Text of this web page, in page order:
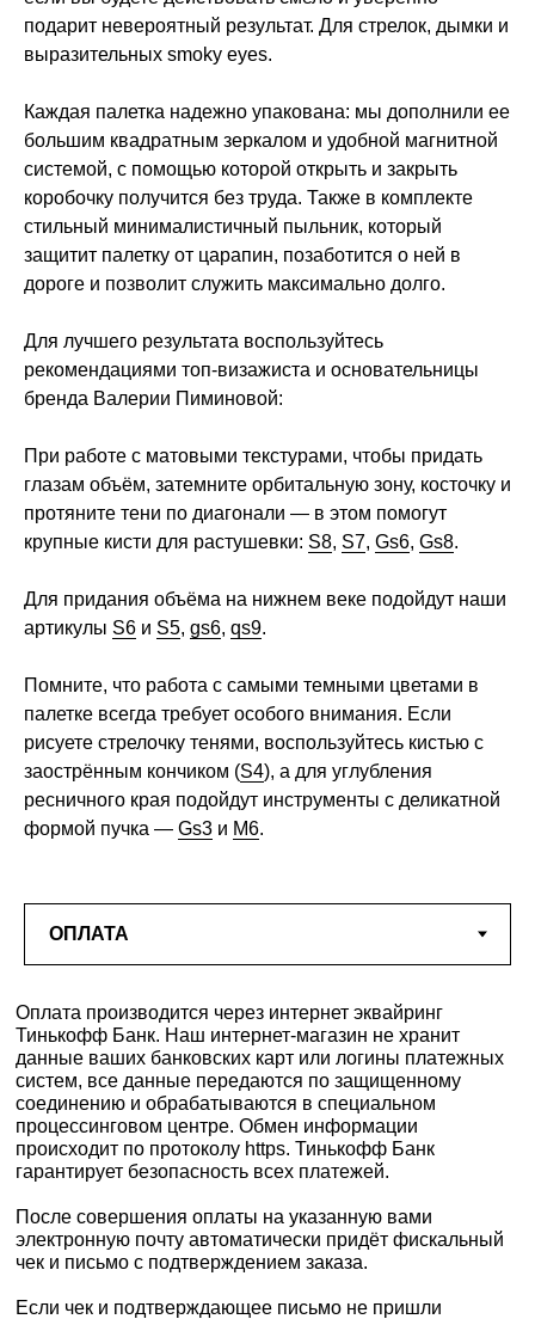
подарит невероятный результат. Для стрелок, дымки и
выразительных smoky eyes.
Каждая палетка надежно упакована: мы дополнили ее
большим квадратным зеркалом и удобной магнитной
системой, с помощью которой открыть и закрыть
коробочку получится без труда. Также в комплекте
стильный минималистичный пыльник, который
защитит палетку от царапин, позаботится о ней в
дороге и позволит служить максимально долго.
Для лучшего результата воспользуйтесь
рекомендациями топ-визажиста и основательницы
бренда Валерии Пиминовой:
При работе с матовыми текстурами, чтобы придать
глазам объём, затемните орбитальную зону, косточку и
протяните тени по диагонали — в этом помогут
крупные кисти для растушевки: S8, S7, Gs6, Gs8.
Для придания объёма на нижнем веке подойдут наши
артикулы S6 и S5, gs6, qs9.
Помните, что работа с самыми темными цветами в
палетке всегда требует особого внимания. Если
рисуете стрелочку тенями, воспользуйтесь кистью с
заострённым кончиком (S4), а для углубления
ресничного края подойдут инструменты с деликатной
формой пучка — Gs3 и М6.
Оплата производится через интернет эквайринг
Тинькофф Банк. Наш интернет-магазин не хранит
данные ваших банковских карт или логины платежных
систем, все данные передаются по защищенному
соединению и обрабатываются в специальном
процессинговом центре. Обмен информации
происходит по протоколу https. Тинькофф Банк
гарантирует безопасность всех платежей.
После совершения оплаты на указанную вами
электронную почту автоматически придёт фискальный
чек и письмо с подтверждением заказа.
Если чек и подтверждающее письмо не пришли